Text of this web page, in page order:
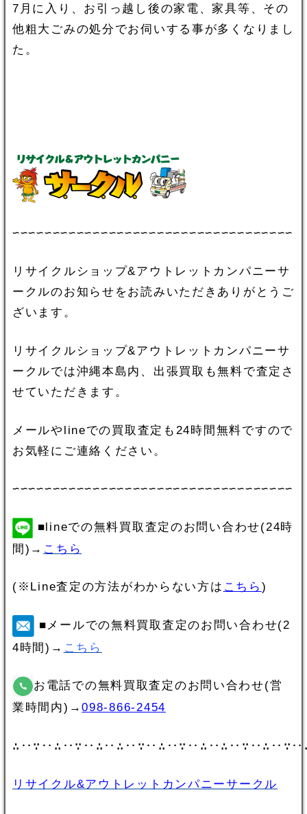
7月に入り、お引っ越し後の家電、家具等、その
他粗大ごみの処分でお伺いする事が多くなりまし
た。
∽∽∽∽∽∽∽∽∽∽∽∽∽∽∽∽∽∽∽∽∽∽∽∽∽∽∽∽∽∽∽∽∽∽∽
リサイクルショップ&アウトレットカンパニーサ
ークルのお知らせをお読みいただきありがとうご
ざいます。
リサイクルショップ&アウトレットカンパニーサ
ークルでは沖縄本島内、出張買取も無料で査定さ
せていただきます。
メールやlineでの買取査定も24時間無料ですので
お気軽にご連絡ください。
∽∽∽∽∽∽∽∽∽∽∽∽∽∽∽∽∽∽∽∽∽∽∽∽∽∽∽∽∽∽∽∽∽∽∽
■lineでの無料買取査定のお問い合わせ(24時
間)→ こちら
(※Line査定の方法がわからない方は こちら )
■メールでの無料買取査定のお問い合わせ(2
4時間)→ こちら
お電話での無料買取査定のお問い合わせ(営
業時間内)→098-866-2454
リサイクル&アウトレットカンパニーサークル